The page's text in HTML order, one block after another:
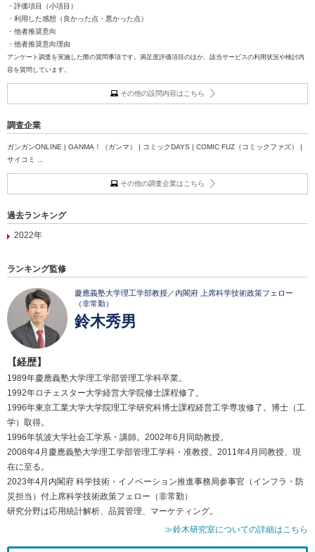
・評価項目（小項目）
・利用した感想（良かった点・悪かった点）
・他者推奨意向
・他者推奨意向理由
アンケート調査を実施した際の質問事項です。満足度評価項目のほか、該当サービスの利用状況や検討内
容を質問しています。
その他の設問内容はこちら
調査企業
ガンガンONLINE | GANMA！（ガンマ） | コミックDAYS | COMIC FUZ（コミックファズ） |
サイコミ ...
その他の調査企業はこちら
過去ランキング
2022年
ランキング監修
慶應義塾大学理工学部教授／内閣府 上席科学技術政策フェロー
（非常勤）
鈴木秀男
【経歴】
1989年慶應義塾大学理工学部管理工学科卒業。
1992年ロチェスター大学経営大学院修士課程修了。
1996年東京工業大学大学院理工学研究科博士課程経営工学専攻修了。博士（工
学）取得。
1996年筑波大学社会工学系・講師。2002年6月同助教授。
2008年4月慶應義塾大学理工学部管理工学科・准教授。2011年4月同教授、現
在に至る。
2023年4月内閣府 科学技術・イノベーション推進事務局参事官（インフラ・防
災担当）付上席科学技術政策フェロー（非常勤）
研究分野は応用統計解析、品質管理、マーケティング。
≫鈴木研究室についての詳細はこちら